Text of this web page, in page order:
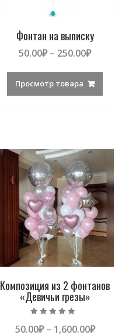
Фонтан на выписку
50.00₽– 250.00₽
Просмотр товара
Композиция из 2 фонтанов
«Девичьи грезы»
5.00
50.00₽– 1,600.00₽